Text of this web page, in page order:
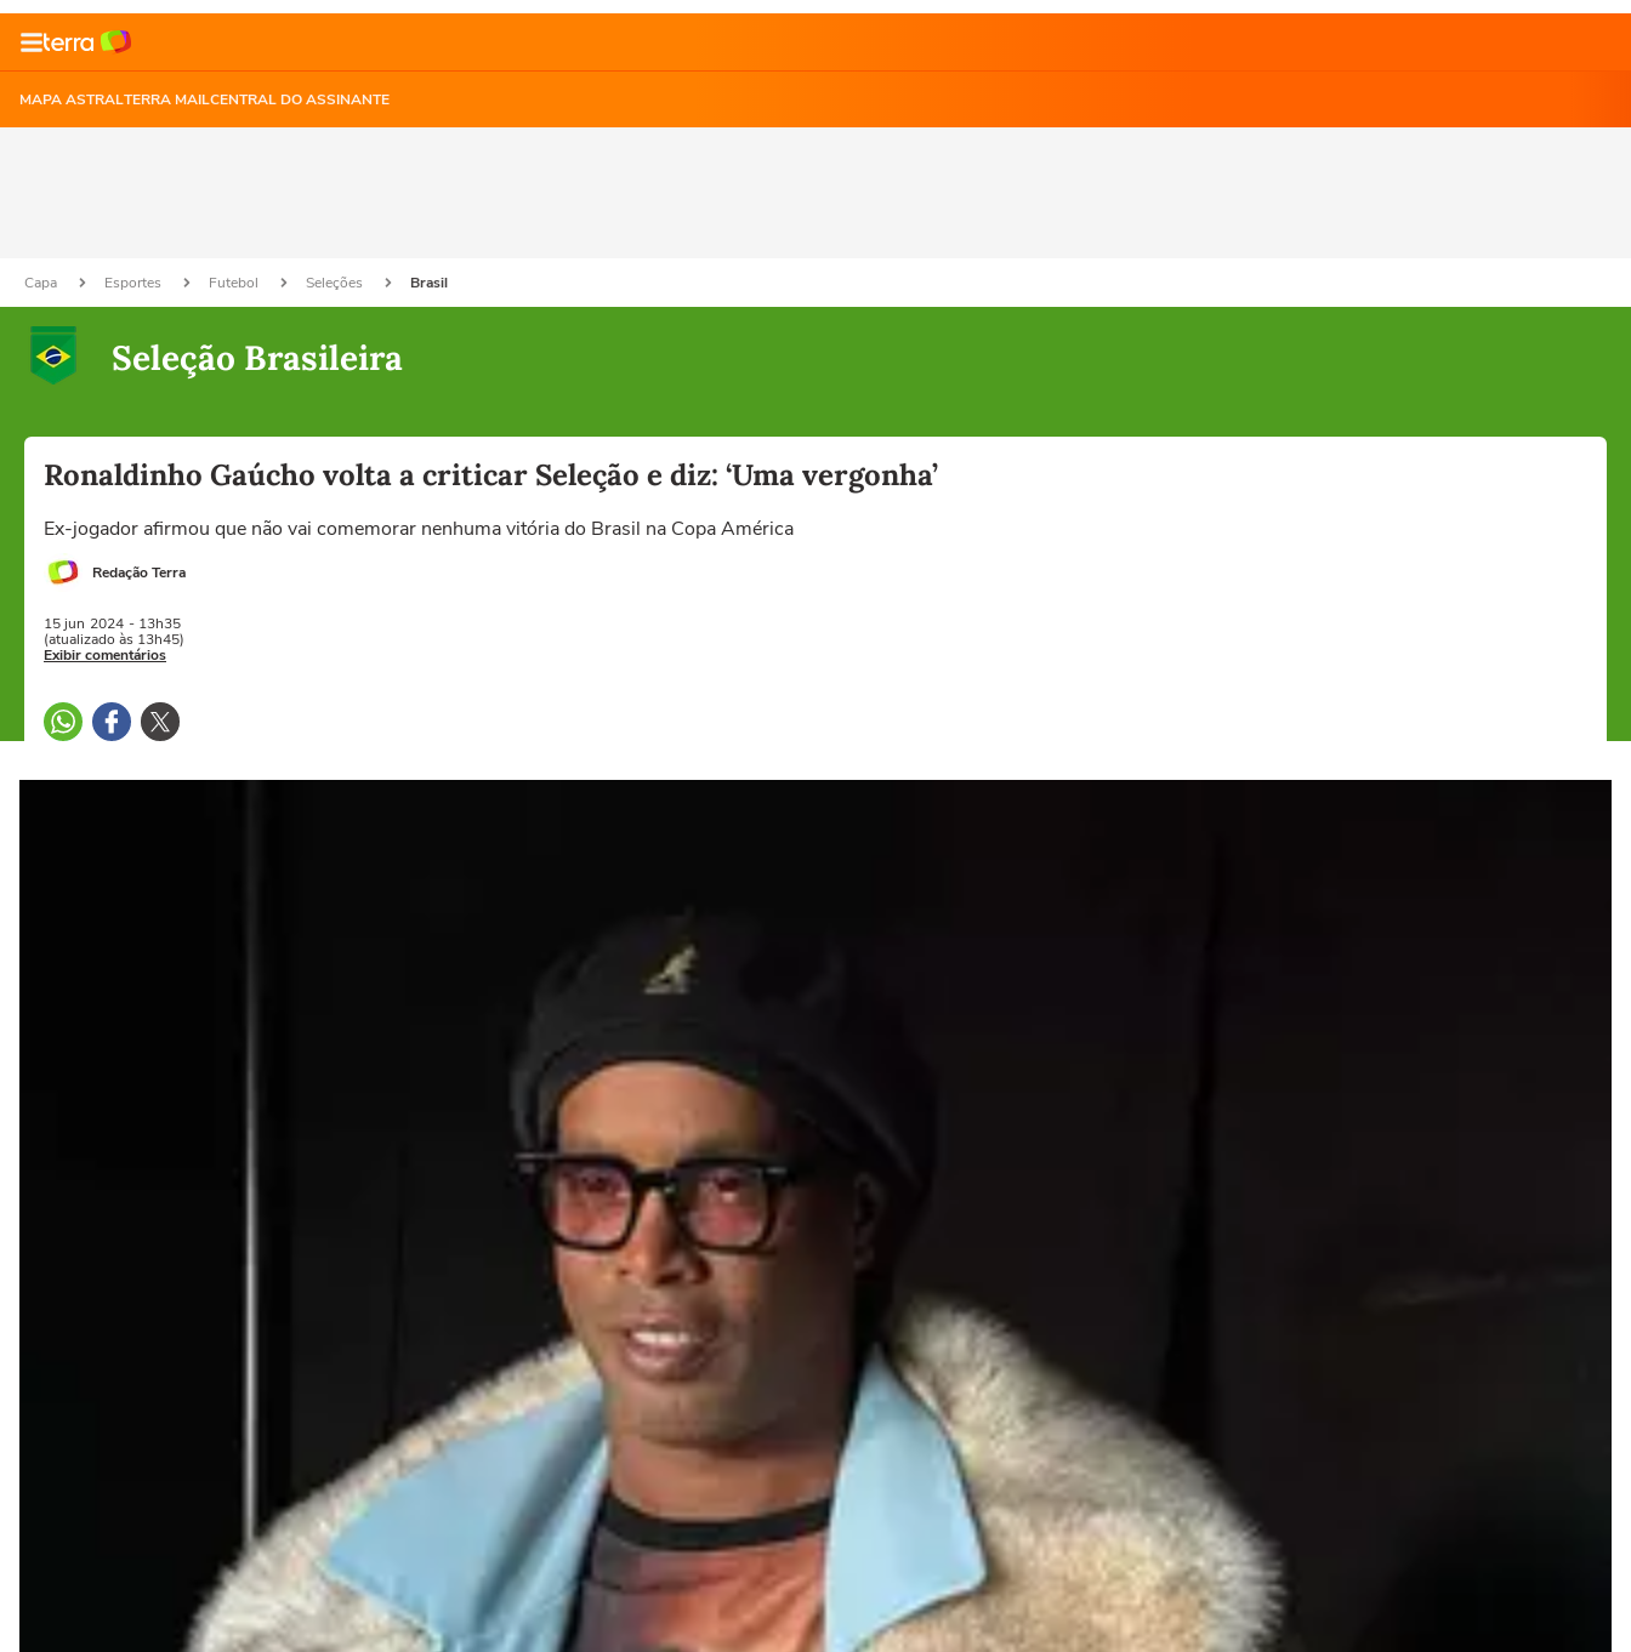
MAPA ASTRALTERRA MAILCENTRAL DO ASSINANTE
Capa Esportes Futebol Seleções Brasil
Seleção Brasileira
Ronaldinho Gaúcho volta a criticar Seleção e diz: ‘Uma vergonha’
Ex-jogador afirmou que não vai comemorar nenhuma vitória do Brasil na Copa América
Redação Terra
15 jun 2024 - 13h35
(atualizado às 13h45)
Exibir comentários